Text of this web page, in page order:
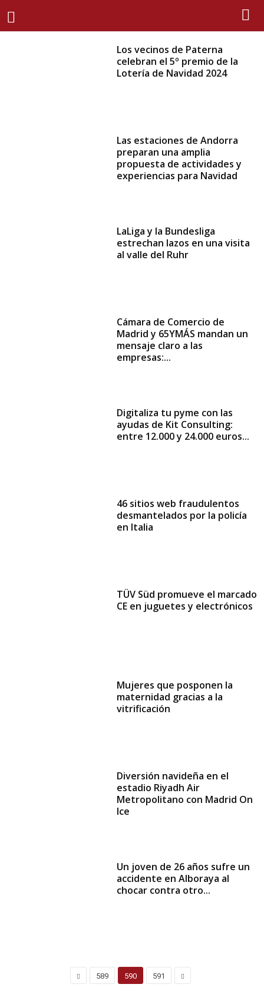
Los vecinos de Paterna
celebran el 5º premio de la
Lotería de Navidad 2024
Las estaciones de Andorra
preparan una amplia
propuesta de actividades y
experiencias para Navidad
LaLiga y la Bundesliga
estrechan lazos en una visita
al valle del Ruhr
Cámara de Comercio de
Madrid y 65YMÁS mandan un
mensaje claro a las
empresas:...
Digitaliza tu pyme con las
ayudas de Kit Consulting:
entre 12.000 y 24.000 euros...
46 sitios web fraudulentos
desmantelados por la policía
en Italia
TÜV Süd promueve el marcado
CE en juguetes y electrónicos
Mujeres que posponen la
maternidad gracias a la
vitrificación
Diversión navideña en el
estadio Riyadh Air
Metropolitano con Madrid On
Ice
Un joven de 26 años sufre un
accidente en Alboraya al
chocar contra otro...
589 590 591